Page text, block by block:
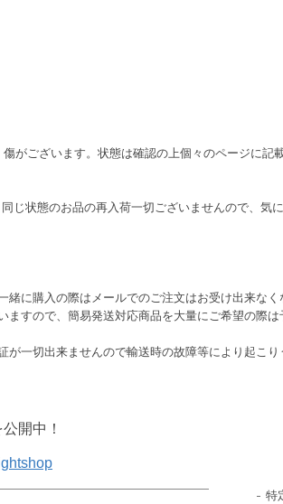
がございます。状態は確認の上個々のページに記
じ状態のお品の再入荷一切ございませんので、気
に購入の際はメールでのご注文はお受け出来なく
すので、簡易発送対応商品を大量にご希望の際
一切出来ませんので輸送時の故障等により起こ
開中！
特